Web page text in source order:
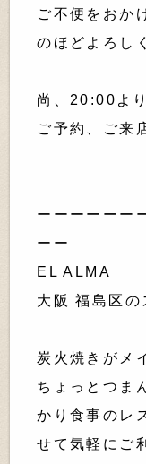
ご不便をおか
のほどよろし
尚、20:00よ
ご予約、ご来
ーーーーーー
ーー
EL ALMA
大阪 福島区の
炭火焼きがメ
ちょっとつま
かり食事のレ
せて気軽にご